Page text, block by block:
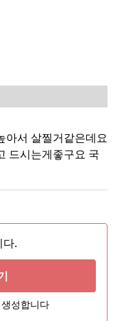
아서 살찔거같은데요
드시는게좋구요 국
다.
성합니다